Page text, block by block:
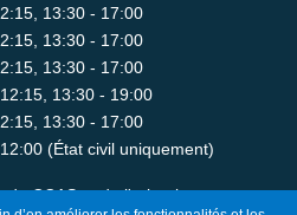
13:30 - 17:00
13:30 - 17:00
13:30 - 17:00
13:30 - 19:00
13:30 - 17:00
(État civil uniquement)
du CCAS et de l'urbanisme sont